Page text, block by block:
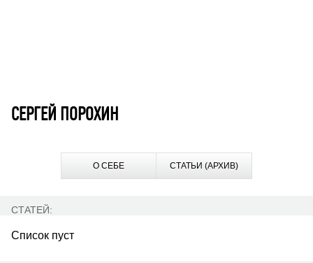
СЕРГЕЙ ПОРОХИН
О СЕБЕ СТАТЬИ (АРХИВ)
СТАТЕЙ:
Список пуст